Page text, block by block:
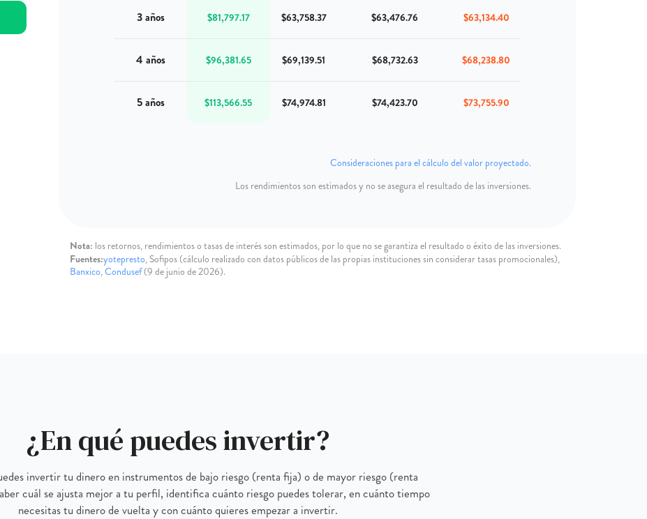
3 años $81,797.17 $63,758.37 $63,476.76 $63,134.40
4 años $96,381.65 $69,139.51 $68,732.63 $68,238.80
5 años $113,566.55 $74,974.81 $74,423.70 $73,755.90
Consideraciones para el cálculo del valor proyectado.
Los rendimientos son estimados y no se asegura el resultado de las inversiones.
Nota: los retornos, rendimientos o tasas de interés son estimados, por lo que no se garantiza el resultado o éxito de las inversiones.
Fuentes:yotepresto, Sofipos (cálculo realizado con datos públicos de las propias instituciones sin considerar tasas promocionales),
Banxico,Condusef(9 de junio de 2026).
¿En qué puedes invertir?
invertir tu dinero en instrumentos de bajo riesgo (renta fija) o de mayor riesgo (renta
cuál se ajusta mejor a tu perfil, identifica cuánto riesgo puedes tolerar, en cuánto tiempo
necesitas tu dinero de vuelta y con cuánto quieres empezar a invertir.